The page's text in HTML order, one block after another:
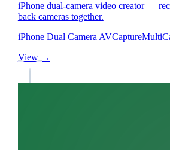
iPhone dual-camera video creator —
back cameras together.
iPhone Dual Camera
View →